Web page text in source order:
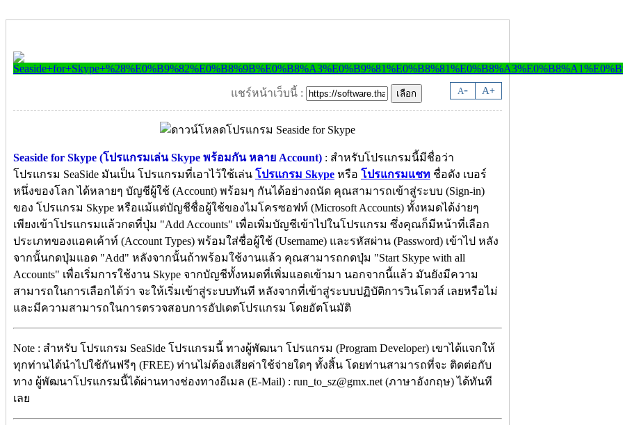
A- A+
แชร์หน้าเว็บนี้ :
Seaside for Skype (โปรแกรมเล่น Skype พร้อมกัน หลาย Account) : สำหรับโปรแกรมนี้มีชื่อว่า
โปรแกรม SeaSide มันเป็น โปรแกรมที่เอาไว้ใช้เล่น โปรแกรม Skype หรือ โปรแกรมแชท ชื่อดัง เบอร์
หนึ่งของโลก ได้หลายๆ บัญชีผู้ใช้ (Account) พร้อมๆ กันได้อย่างถนัด คุณสามารถเข้าสู่ระบบ (Sign-in)
ของ โปรแกรม Skype หรือแม้แต่บัญชีชื่อผู้ใช้ของไมโครซอฟท์ (Microsoft Accounts) ทั้งหมดได้ง่ายๆ
เพียงเข้าโปรแกรมแล้วกดที่ปุ่ม "Add Accounts" เพื่อเพิ่มบัญชีเข้าไปในโปรแกรม ซึ่งคุณก็มีหน้าที่เลือก
ประเภทของแอคเค้าท์ (Account Types) พร้อมใส่ชื่อผู้ใช้ (Username) และรหัสผ่าน (Password) เข้าไป หลัง
จากนั้นกดปุ่มแอด "Add" หลังจากนั้นถ้าพร้อมใช้งานแล้ว คุณสามารถกดปุ่ม "Start Skype with all
Accounts" เพื่อเริ่มการใช้งาน Skype จากบัญชีทั้งหมดที่เพิ่มแอดเข้ามา นอกจากนี้แล้ว มันยังมีความ
สามารถในการเลือกได้ว่า จะให้เริ่มเข้าสู่ระบบทันที หลังจากที่เข้าสู่ระบบปฏิบัติการวินโดวส์ เลยหรือไม่
และมีความสามารถในการตรวจสอบการอัปเดตโปรแกรม โดยอัตโนมัติ
Note : สำหรับ โปรแกรม SeaSide โปรแกรมนี้ ทางผู้พัฒนา โปรแกรม (Program Developer) เขาได้แจกให้
ทุกท่านได้นำไปใช้กันฟรีๆ (FREE) ท่านไม่ต้องเสียค่าใช้จ่ายใดๆ ทั้งสิ้น โดยท่านสามารถที่จะ ติดต่อกับ
ทาง ผู้พัฒนาโปรแกรมนี้ได้ผ่านทางช่องทางอีเมล (E-Mail) : run_to_sz@gmx.net (ภาษาอังกฤษ) ได้ทันที
เลย